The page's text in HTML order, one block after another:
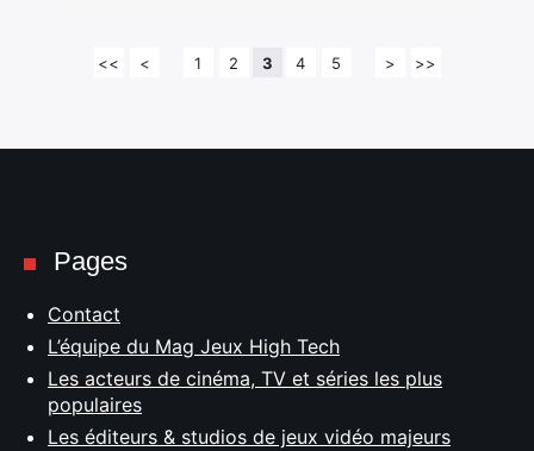
<< < 1 2 3 4 5 > >>
Pages
Contact
L’équipe du Mag Jeux High Tech
Les acteurs de cinéma, TV et séries les plus
populaires
Les éditeurs & studios de jeux vidéo majeurs